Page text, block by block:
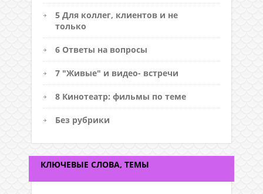
5 Для коллег, клиентов и не
только
6 Ответы на вопросы
7 "Живые" и видео- встречи
8 Кинотеатр: фильмы по теме
Без рубрики
КЛЮЧЕВЫЕ СЛОВА, ТЕМЫ